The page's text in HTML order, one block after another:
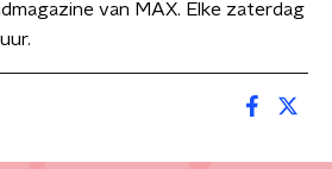
van MAX. Elke zaterdag